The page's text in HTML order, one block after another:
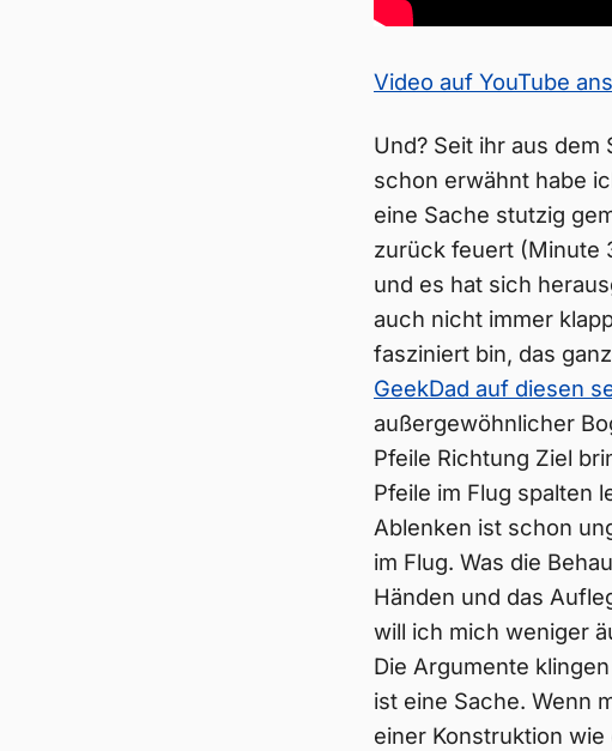
Video auf YouTube
Und? Seit ihr aus
schon erwähnt habe
eine Sache stutzig
zurück feuert (Minute
und es hat sich
auch nicht immer
fasziniert bin, das
GeekDad auf diesen
außergewöhnlicher
Pfeile Richtung Ziel
Pfeile im Flug spalten
Ablenken ist schon
im Flug. Was die
Händen und das
will ich mich weniger
Die Argumente
ist eine Sache. Wenn
einer Konstruktion